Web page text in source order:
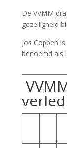
De VVMM
gezelligheid
Jos Coppen
benoemd als